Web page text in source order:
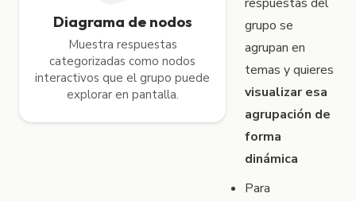
Diagrama de nodos
Muestra respuestas
categorizadas como nodos
interactivos que el grupo puede
explorar en pantalla.
grupo se
agrupan en
temas y quieres
visualizar esa
agrupación de
forma
dinámica
Para